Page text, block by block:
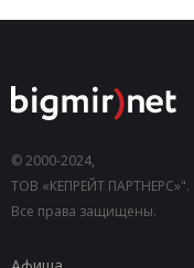
© 2000-2024,
ТОВ «КЕПРЕЙТ ПАРТНЕРС»".
Все права защищены.